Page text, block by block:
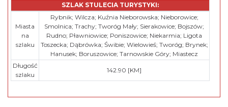
SZLAK STULECIA TURYSTYKI:
Miasta
na
szlaku
Rybnik; Wilcza; Kuźnia Nieborowska; Nieborowice;
Smolnica; Trachy; Tworóg Mały; Sierakowice; Bojszów;
Rudno; Pławniowice; Poniszowice; Niekarmia; Ligota
Toszecka; Dąbrówka; Świbie; Wielowieś; Tworóg; Brynek;
Hanusek; Boruszowice; Tarnowskie Góry; Miastecz
Długość
szlaku
142.90 [KM]